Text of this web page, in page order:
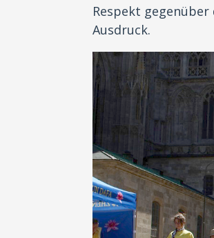
Respekt
Ausdruck.